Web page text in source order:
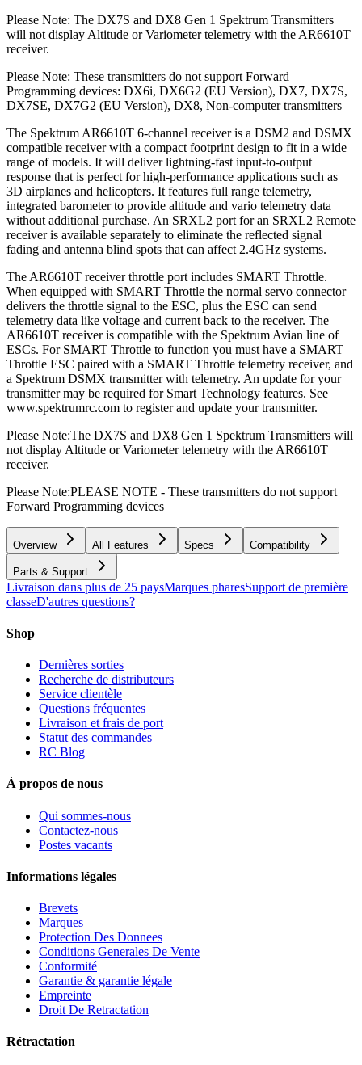
Please Note: The DX7S and DX8 Gen 1 Spektrum Transmitters
will not display Altitude or Variometer telemetry with the AR6610T
receiver.
Please Note: These transmitters do not support Forward
Programming devices: DX6i, DX6G2 (EU Version), DX7, DX7S,
DX7SE, DX7G2 (EU Version), DX8, Non-computer transmitters
The Spektrum AR6610T 6-channel receiver is a DSM2 and DSMX
compatible receiver with a compact footprint design to fit in a wide
range of models. It will deliver lightning-fast input-to-output
response that is perfect for high-performance applications such as
3D airplanes and helicopters. It features full range telemetry,
integrated barometer to provide altitude and vario telemetry data
without additional purchase. An SRXL2 port for an SRXL2 Remote
receiver is available separately to eliminate the reflected signal
fading and antenna blind spots that can affect 2.4GHz systems.
The AR6610T receiver throttle port includes SMART Throttle.
When equipped with SMART Throttle the normal servo connector
delivers the throttle signal to the ESC, plus the ESC can send
telemetry data like voltage and current back to the receiver. The
AR6610T receiver is compatible with the Spektrum Avian line of
ESCs. For SMART Throttle to function you must have a SMART
Throttle ESC paired with a SMART Throttle telemetry receiver, and
a Spektrum DSMX transmitter with telemetry. An update for your
transmitter may be required for Smart Technology features. See
www.spektrumrc.com to register and update your transmitter.
Please Note:The DX7S and DX8 Gen 1 Spektrum Transmitters will
not display Altitude or Variometer telemetry with the AR6610T
receiver.
Please Note:PLEASE NOTE - These transmitters do not support
Forward Programming devices
Overview All Features Specs Compatibility
Parts & Support
Livraison dans plus de 25 paysMarques pharesSupport de première
classeD'autres questions?
Shop
Dernières sorties
Recherche de distributeurs
Service clientèle
Questions fréquentes
Livraison et frais de port
Statut des commandes
RC Blog
À propos de nous
Qui sommes-nous
Contactez-nous
Postes vacants
Informations légales
Brevets
Marques
Protection Des Donnees
Conditions Generales De Vente
Conformité
Garantie & garantie légale
Empreinte
Droit De Retractation
Rétractation